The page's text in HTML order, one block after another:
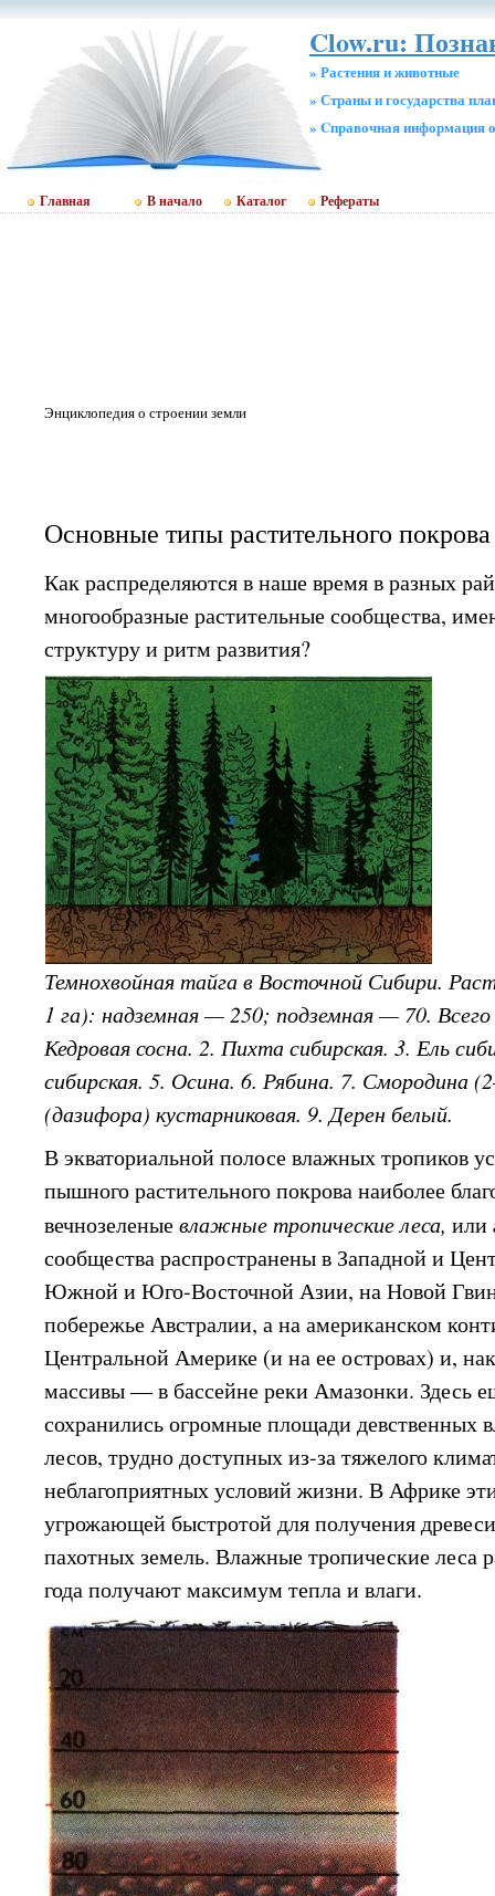
Clow.ru:
» Растения и животные
» Страны и государства
» Cправочная информация
Главная В начало Каталог Рефераты
Энциклопедия о строении земли
Основные типы растительного
Как распределяются в наше время в разных
многообразные растительные сообщества,
структуру и ритм развития?
Темнохвойная тайга в Восточной Сибири.
1 га): надземная — 250; подземная — 70.
Кедровая сосна. 2. Пихта сибирская. 3. Ель
сибирская. 5. Осина. 6. Рябина. 7. Смородина
(дазифора) кустарниковая. 9. Дерен белый.
В экваториальной полосе влажных тропиков
пышного растительного покрова наиболее
вечнозеленыевлажные тропические леса,или
сообщества распространены в Западной и
Южной и Юго-Восточной Азии, на Новой
побережье Австралии, а на американском
Центральной Америке (и на ее островах) и,
массивы — в бассейне реки Амазонки. Здесь
сохранились огромные площади девственных
лесов, трудно доступных из-за тяжелого
неблагоприятных условий жизни. В Африке
угрожающей быстротой для получения
пахотных земель. Влажные тропические леса
года получают максимум тепла и влаги.